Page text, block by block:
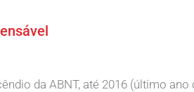
da ABNT, até 2016 (último ano